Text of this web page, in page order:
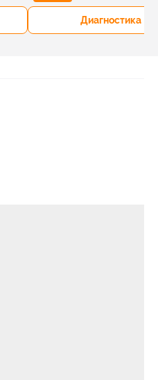
Диагностика